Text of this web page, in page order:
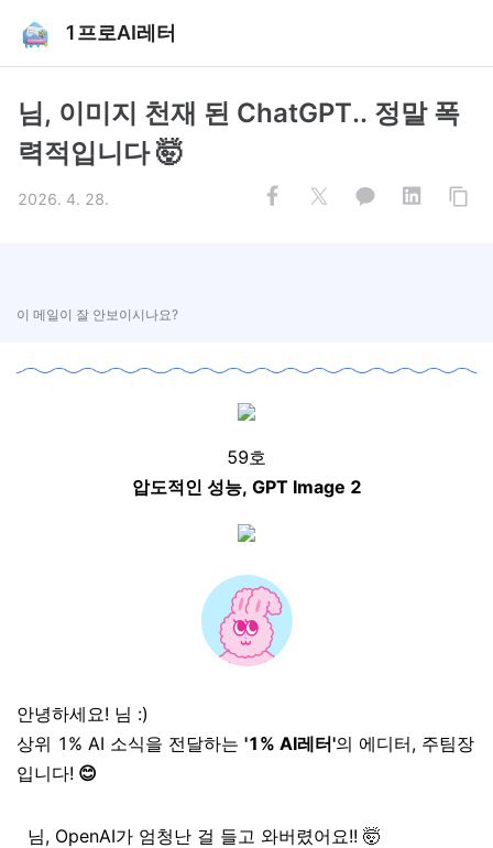
1프로AI레터
님, 이미지 천재 된 ChatGPT.. 정말 폭
력적입니다 🤯
2026. 4. 28.
이 메일이 잘 안보이시나요?
59호
압도적인 성능, GPT Image 2
안녕하세요! 님 :)
상위 1% AI 소식을 전달하는 '1% AI레터'의 에디터, 주팀장
입니다! 😊
님, OpenAI가 엄청난 걸 들고 와버렸어요!! 🤯